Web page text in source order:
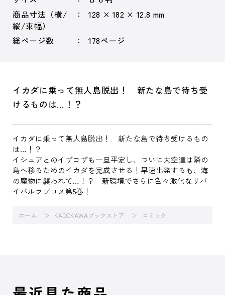
商品寸法（横/
縦/束幅）
128 × 182 × 12.8 mm
総ページ数 178ページ
イカダに乗って無人島脱出！ 新たな島で待ち受
けるものは…！？
イカダに乗って無人島脱出！ 新たな島で待ち受けるもの
は…！？
イシュアとのイザコザも一旦平定し、ついに大空達は隣の
島へ移るためのイカダを完成させる！早速出発するも、海
の魔物に襲われて…！？ 新環境でさらに色々激化なサバ
イバルラブコメ第5巻！
ホーム KADOKAWAブックストア コミック